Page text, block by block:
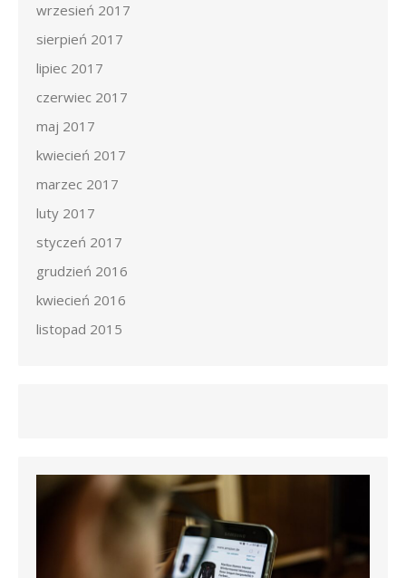
wrzesień 2017
sierpień 2017
lipiec 2017
czerwiec 2017
maj 2017
kwiecień 2017
marzec 2017
luty 2017
styczeń 2017
grudzień 2016
kwiecień 2016
listopad 2015